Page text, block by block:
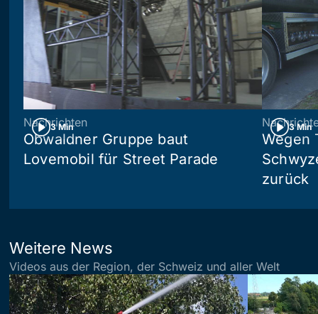
3 Min
Nachrichten
Obwaldner Gruppe baut
Lovemobil für Street Parade
3 Min
Wegen
zurück
Weitere News
Videos aus der Region, der Schweiz und aller Welt